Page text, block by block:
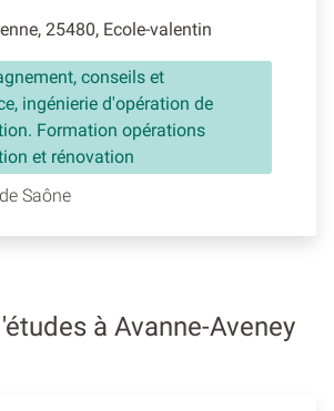
25480, Ecole-valentin
conseils et
ingénierie d'opération de
Formation opérations
et rénovation
Saône
à Avanne-Aveney